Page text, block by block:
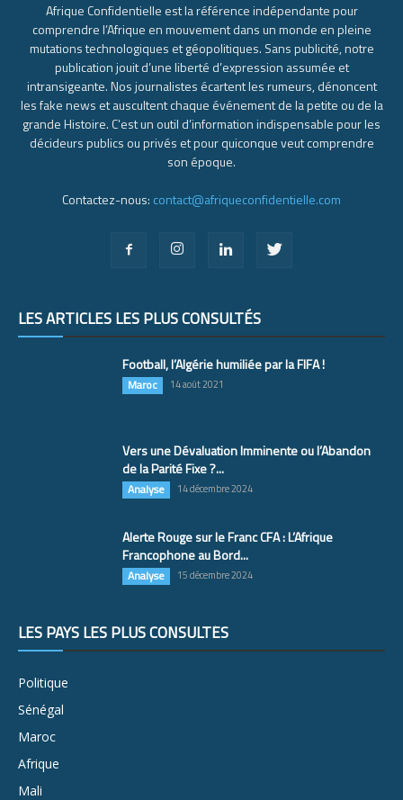
Afrique Confidentielle est la référence indépendante pour
comprendre l’Afrique en mouvement dans un monde en pleine
mutations technologiques et géopolitiques. Sans publicité, notre
publication jouit d’une liberté d’expression assumée et
intransigeante. Nos journalistes écartent les rumeurs, dénoncent
les fake news et auscultent chaque événement de la petite ou de la
grande Histoire. C’est un outil d’information indispensable pour les
décideurs publics ou privés et pour quiconque veut comprendre
son époque.
Contactez-nous: contact@afriqueconfidentielle.com
LES ARTICLES LES PLUS CONSULTÉS
Football, l’Algérie humiliée par la FIFA !
Maroc 14 août 2021
Vers une Dévaluation Imminente ou l’Abandon
de la Parité Fixe ?...
Analyse 14 décembre 2024
Alerte Rouge sur le Franc CFA : L’Afrique
Francophone au Bord...
Analyse 15 décembre 2024
LES PAYS LES PLUS CONSULTÉS
Politique
Sénégal
Maroc
Afrique
Mali